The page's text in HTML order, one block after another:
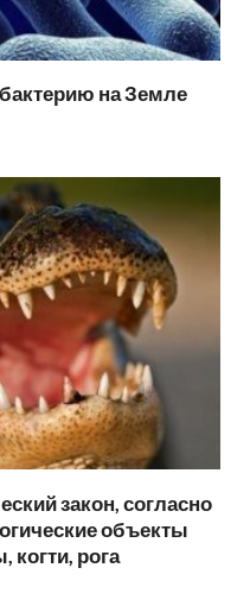
на Земле
закон, согласно
объекты
рога